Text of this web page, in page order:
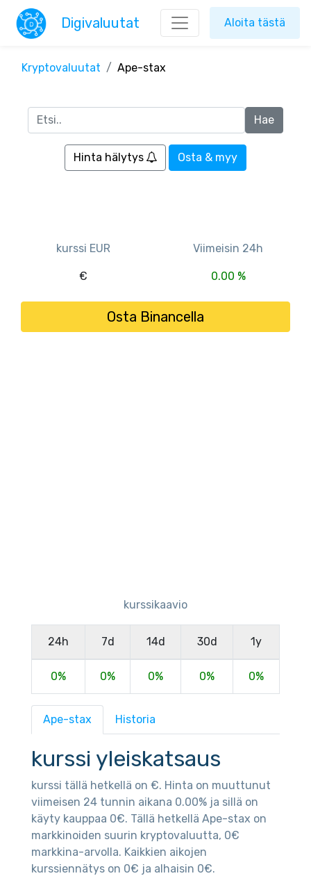
Digivaluutat Aloita tästä
Kryptovaluutat Ape-stax
Hinta hälytys Osta & myy
kurssi EUR
€
Viimeisin 24h
0.00 %
Osta Binancella
kurssikaavio
24h 7d 14d 30d 1y
0% 0% 0% 0% 0%
Ape-stax Historia
kurssi yleiskatsaus
kurssi tällä hetkellä on €. Hinta on muuttunut
viimeisen 24 tunnin aikana 0.00% ja sillä on
käyty kauppaa 0€. Tällä hetkellä Ape-stax on
markkinoiden suurin kryptovaluutta, 0€
markkina-arvolla. Kaikkien aikojen
kurssiennätys on 0€ ja alhaisin 0€.